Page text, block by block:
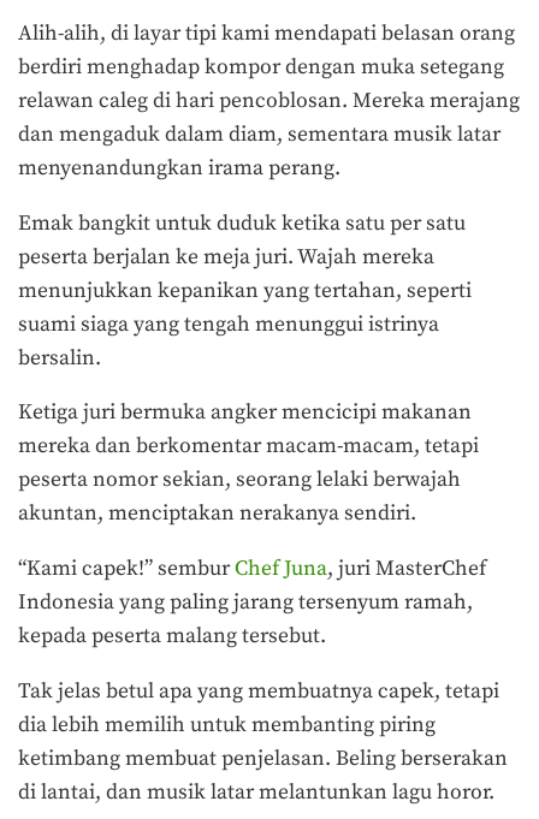
Alih-alih, di layar tipi kami mendapati belasan orang
berdiri menghadap kompor dengan muka setegang
relawan caleg di hari pencoblosan. Mereka merajang
dan mengaduk dalam diam, sementara musik latar
menyenandungkan irama perang.
Emak bangkit untuk duduk ketika satu per satu
peserta berjalan ke meja juri. Wajah mereka
menunjukkan kepanikan yang tertahan, seperti
suami siaga yang tengah menunggui istrinya
bersalin.
Ketiga juri bermuka angker mencicipi makanan
mereka dan berkomentar macam-macam, tetapi
peserta nomor sekian, seorang lelaki berwajah
akuntan, menciptakan nerakanya sendiri.
“Kami capek!” semburChef Juna, juri MasterChef
Indonesia yang paling jarang tersenyum ramah,
kepada peserta malang tersebut.
Tak jelas betul apa yang membuatnya capek, tetapi
dia lebih memilih untuk membanting piring
ketimbang membuat penjelasan. Beling berserakan
di lantai, dan musik latar melantunkan lagu horor.